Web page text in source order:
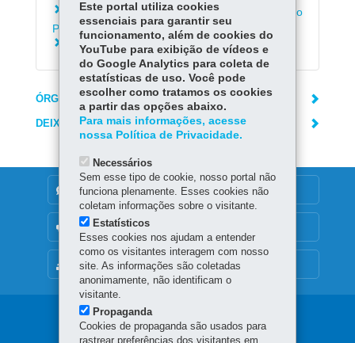
Inscrever-se para seleção da Guarda Mirim do
Paraná
Consultar boletim escolar
ÓRGÃO RESPONSÁVEL
DEIXE SUA OPINIÃO
MAPA DO SITE
DENUNCIE CORRUPÇÃO
OUVIDORIA
Navegação
Este portal utiliza cookies
essenciais para garantir seu
funcionamento, além de cookies do
YouTube para exibição de vídeos e
do Google Analytics para coleta de
estatísticas de uso. Você pode
escolher como tratamos os cookies
a partir das opções abaixo.
Para mais informações, acesse
nossa Política de Privacidade.
Necessários
Sem esse tipo de cookie, nosso portal não
funciona plenamente. Esses cookies não
coletam informações sobre o visitante.
Estatísticos
Esses cookies nos ajudam a entender
como os visitantes interagem com nosso
site. As informações são coletadas
anonimamente, não identificam o
visitante.
Propaganda
Cookies de propaganda são usados para
rastrear preferências dos visitantes em